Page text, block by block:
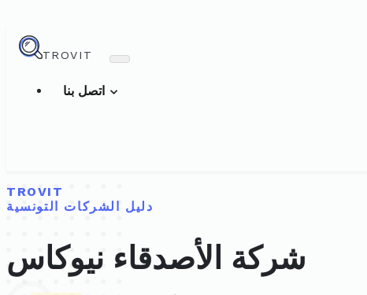
TROVIT
TROVIT
دليل الشركات التونسية
شركة الأصدقاء نيوكاس